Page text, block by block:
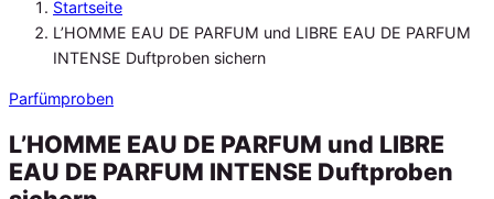
Startseite
L’HOMME EAU DE PARFUM und LIBRE EAU DE PARFUM
INTENSE Duftproben sichern
Parfümproben
L’HOMME EAU DE PARFUM und LIBRE
EAU DE PARFUM INTENSE Duftproben